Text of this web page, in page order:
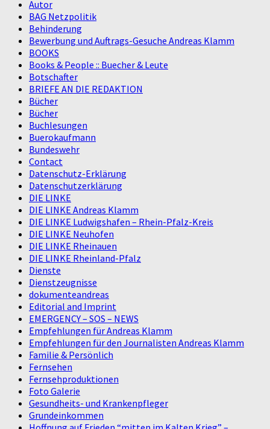
Autor
BAG Netzpolitik
Behinderung
Bewerbung und Auftrags-Gesuche Andreas Klamm
BOOKS
Books & People :: Buecher & Leute
Botschafter
BRIEFE AN DIE REDAKTION
Bücher
Bücher
Buchlesungen
Buerokaufmann
Bundeswehr
Contact
Datenschutz-Erklärung
Datenschutzerklärung
DIE LINKE
DIE LINKE Andreas Klamm
DIE LINKE Ludwigshafen – Rhein-Pfalz-Kreis
DIE LINKE Neuhofen
DIE LINKE Rheinauen
DIE LINKE Rheinland-Pfalz
Dienste
Dienstzeugnisse
dokumenteandreas
Editorial and Imprint
EMERGENCY – SOS – NEWS
Empfehlungen für Andreas Klamm
Empfehlungen für den Journalisten Andreas Klamm
Familie & Persönlich
Fernsehen
Fernsehproduktionen
Foto Galerie
Gesundheits- und Krankenpfleger
Grundeinkommen